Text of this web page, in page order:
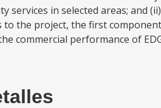
services in selected areas;
the project, the first
commercial performance of